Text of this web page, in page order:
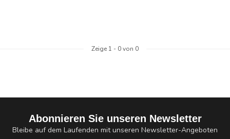
Zeige 1 - 0von 0
Abonnieren Sie unseren Newsletter
Bleibe auf dem Laufenden mit unseren Newsletter-Angeboten